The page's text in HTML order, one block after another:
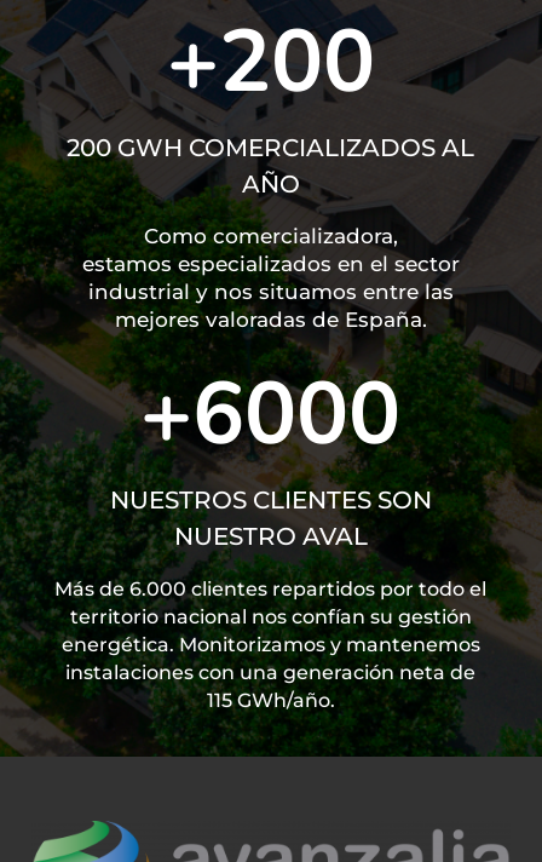
+200
200 GWH COMERCIALIZADOS AL
AÑO
Como comercializadora,
estamos especializados en el sector
industrial y nos situamos entre las
mejores valoradas de España.
+6000
NUESTROS CLIENTES SON
NUESTRO AVAL
Más de 6.000 clientes repartidos por todo el
territorio nacional nos confían su gestión
energética. Monitorizamos y mantenemos
instalaciones con una generación neta de
115 GWh/año.